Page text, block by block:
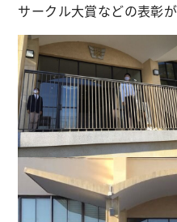
サークル大賞などの表彰